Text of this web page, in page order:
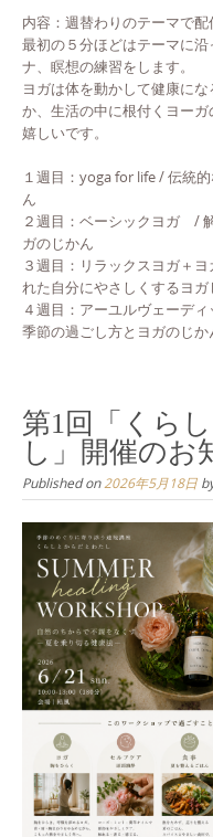
内容：週替わりのテーマで配
最初の５分ほどはテーマに
ナ、瞑想の練習をします。
ヨガは体を動かして健康に
か、生活の中に根付くヨー
嬉しいです。
１週目：yoga for life / 伝統
ん
２週目：ベーシックヨガ /
ガのじかん
３週目：リラックスヨガ＋
れた自分にやさしくするヨガ
４週目：アーユルヴェーデ
季節の過ごし方とヨガのじか
第1回「くら
し」開催のお
Published on2026年5月18日